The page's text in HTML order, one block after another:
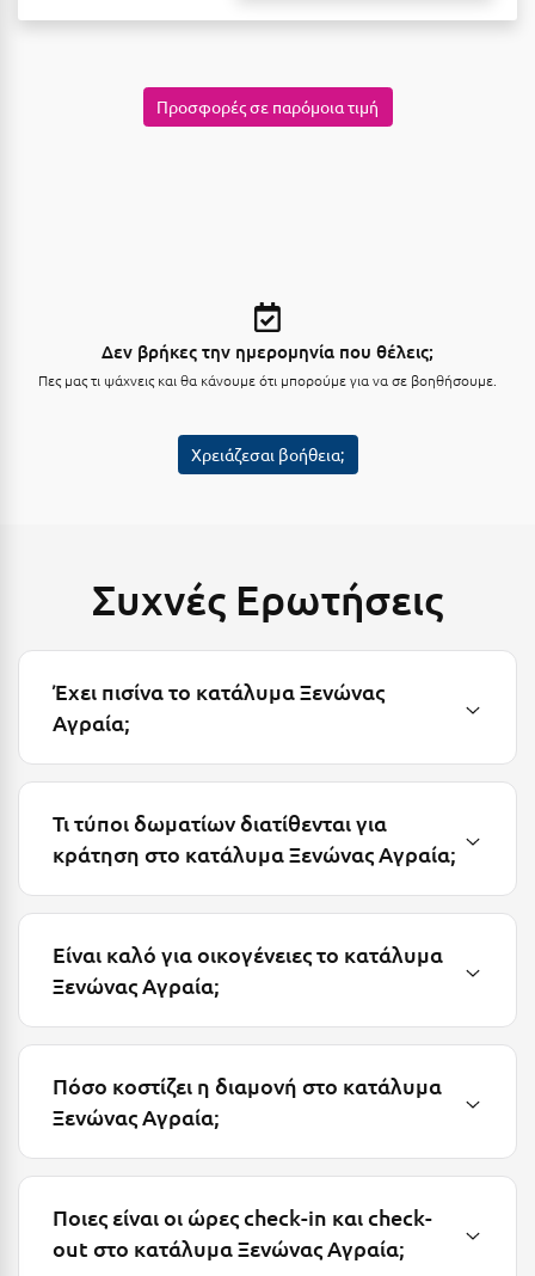
Λακωνία
Λουτρά Πόζαρ
Μαραθώνας Αττικής
Μαρώνεια
Μεσολόγγι
Μεσσηνία
Μετέωρα
Μέτσοβο
Μήλος
Μονεμβασιά
Μουζάκι
Μπάνσκο
Μπούκα Μεσσηνίας
Προσφορές σε παρόμοια τιμή
Δεν βρήκες την ημερομηνία που θέλεις;
Πες μας τι ψάχνεις και θα κάνουμε ότι μπορούμε για να σε βοηθήσουμε.
Χρειάζεσαι βοήθεια;
Συχνές Ερωτήσεις
Έχει πισίνα το κατάλυμα Ξενώνας
Αγραία;
Τι τύποι δωματίων διατίθενται για
κράτηση στο κατάλυμα Ξενώνας Αγραία;
Είναι καλό για οικογένειες το κατάλυμα
Ξενώνας Αγραία;
Πόσο κοστίζει η διαμονή στο κατάλυμα
Ξενώνας Αγραία;
Ποιες είναι οι ώρες check-in και check-
out στο κατάλυμα Ξενώνας Αγραία;